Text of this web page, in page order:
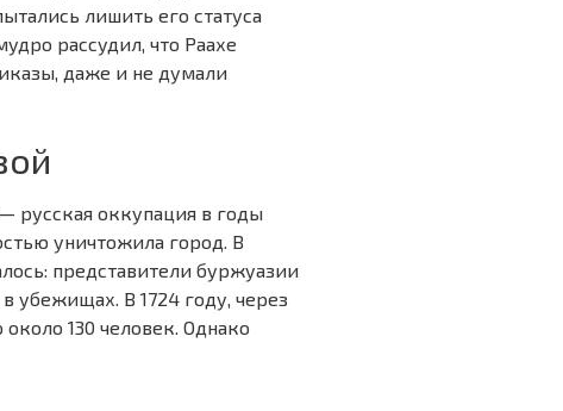
лишить его статуса
рассудил, что Раахе
даже и не думали
русская оккупация в годы
уничтожила город. В
представители буржуазии
убежищах. В 1724 году, через
130 человек. Однако